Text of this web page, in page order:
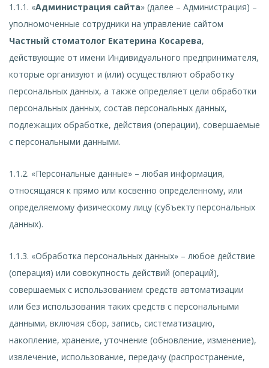
1.1.1. «Администрация сайта» (далее – Администрация) –
уполномоченные сотрудники на управление сайтом
Частный стоматолог Екатерина Косарева,
действующие от имени Индивидуального предпринимателя,
которые организуют и (или) осуществляют обработку
персональных данных, а также определяет цели обработки
персональных данных, состав персональных данных,
подлежащих обработке, действия (операции), совершаемые
с персональными данными.
1.1.2. «Персональные данные» – любая информация,
относящаяся к прямо или косвенно определенному, или
определяемому физическому лицу (субъекту персональных
данных).
1.1.3. «Обработка персональных данных» – любое действие
(операция) или совокупность действий (операций),
совершаемых с использованием средств автоматизации
или без использования таких средств с персональными
данными, включая сбор, запись, систематизацию,
накопление, хранение, уточнение (обновление, изменение),
извлечение, использование, передачу (распространение,